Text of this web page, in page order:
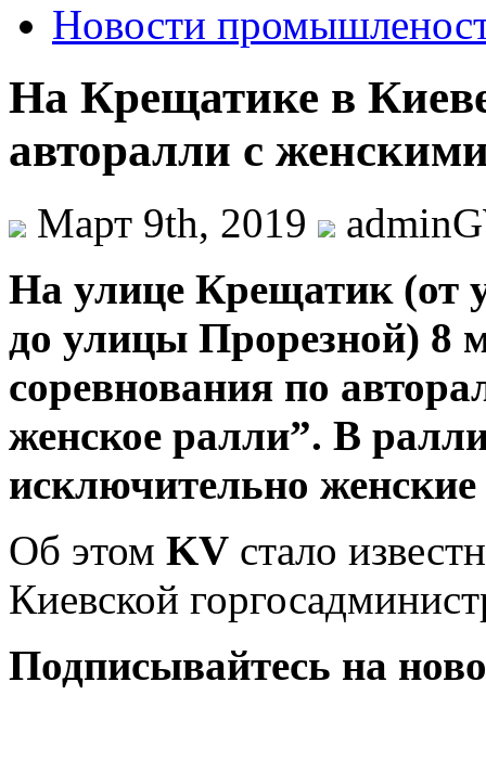
Новости
На Крещатике в
авторалли с
Март 9th, 2019
Нa улицe Крещатик (от
до улицы Прорезной) 8
соревнования по
женское ралли”. В
исключительно
Об этом KV стало
Киевской
Подписывайтесь на